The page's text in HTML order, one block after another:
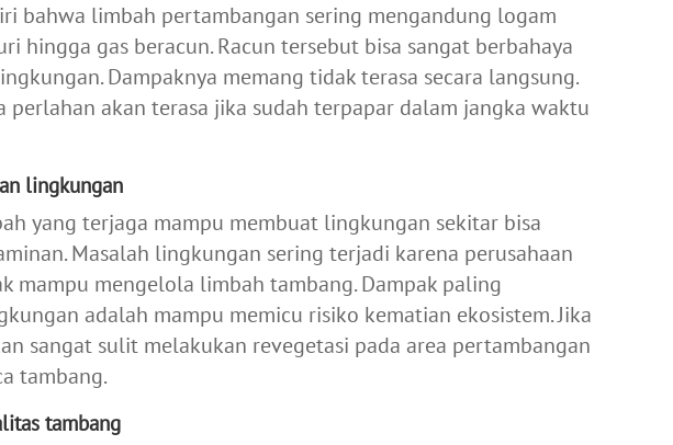
bahwa limbah pertambangan sering mengandung logam
hingga gas beracun. Racun tersebut bisa sangat berbahaya
Dampaknya memang tidak terasa secara langsung.
perlahan akan terasa jika sudah terpapar dalam jangka waktu
lingkungan
yang terjaga mampu membuat lingkungan sekitar bisa
Masalah lingkungan sering terjadi karena perusahaan
mampu mengelola limbah tambang. Dampak paling
adalah mampu memicu risiko kematian ekosistem. Jika
sangat sulit melakukan revegetasi pada area pertambangan
tambang.
tambang